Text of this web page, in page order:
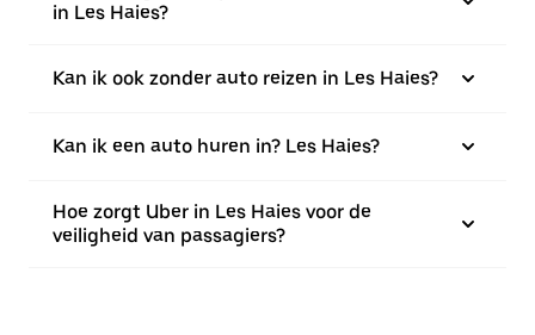
in Les Haies?
Kan ik ook zonder auto reizen in Les Haies?
Kan ik een auto huren in? Les Haies?
Hoe zorgt Uber in Les Haies voor de
veiligheid van passagiers?